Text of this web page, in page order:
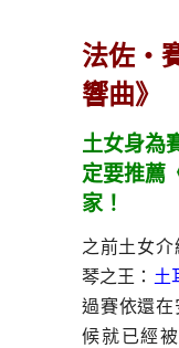
法佐・
響曲》
土女身為
定要推薦
家！
之前土女
琴之王： 土
過賽依還在
候就已經